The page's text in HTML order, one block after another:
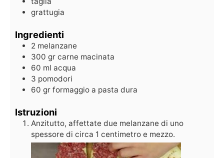
grattugia
Ingredienti
2 melanzane
300 gr carne macinata
60 ml acqua
3 pomodori
60 gr formaggio a pasta dura
Istruzioni
Anzitutto, affettate due melanzane di uno
spessore di circa 1 centimetro e mezzo.